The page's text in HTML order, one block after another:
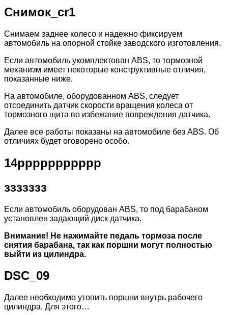
Снимок_cr1
Снимаем заднее колесо и надежно фиксируем
автомобиль на опорной стойке заводского изготовления.
Если автомобиль укомплектован АВS, то тормозной
механизм имеет некоторые конструктивные отличия,
показанные ниже.
На автомобиле, оборудованном ABS, следует
отсоединить датчик скорости вращения колеса от
тормозного щита во избежание повреждения датчика.
Далее все работы показаны на автомобиле без ABS. Об
отличиях будет оговорено особо.
14ppppppppppp
ззззззз
Если автомобиль оборудован ABS, то под барабаном
установлен задающий диск датчика.
Внимание! Не нажимайте педаль тормоза после
снятия барабана, так как поршни могут полностью
выйти из цилиндра.
DSC_09
Далее необходимо утопить поршни внутрь рабочего
цилиндра. Для этого…